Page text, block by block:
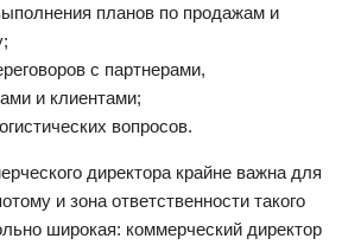
планов по продажам и
с партнерами,
и клиентами;
вопросов.
директора крайне важна для
и зона ответственности такого
широкая: коммерческий директор